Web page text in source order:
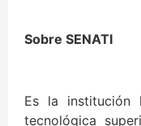
Sobre SENATI
Es la institución
tecnológica